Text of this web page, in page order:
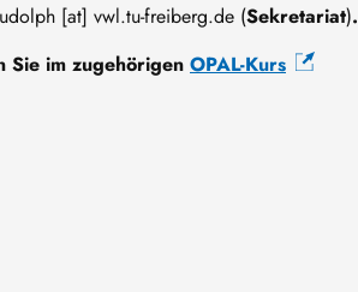
[at] vwl.tu-freiberg.de (Sekretariat).
Sie im zugehörigen OPAL-Kurs